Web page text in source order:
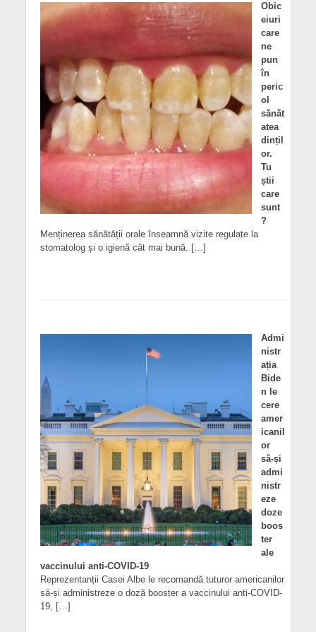
Obic
eiuri
care
ne
pun
în
peric
ol
sănăt
atea
dințil
or.
Tu
știi
care
sunt
?
Menținerea sănătății orale înseamnă vizite regulate la
stomatolog și o igienă cât mai bună. […]
Admi
nistr
ația
Bide
n le
cere
amer
icanil
or
să-și
admi
nistr
eze
doze
boos
ter
ale
vaccinului anti-COVID-19
Reprezentanții Casei Albe le recomandă tuturor americanilor
să-și administreze o doză booster a vaccinului anti-COVID-
19, […]